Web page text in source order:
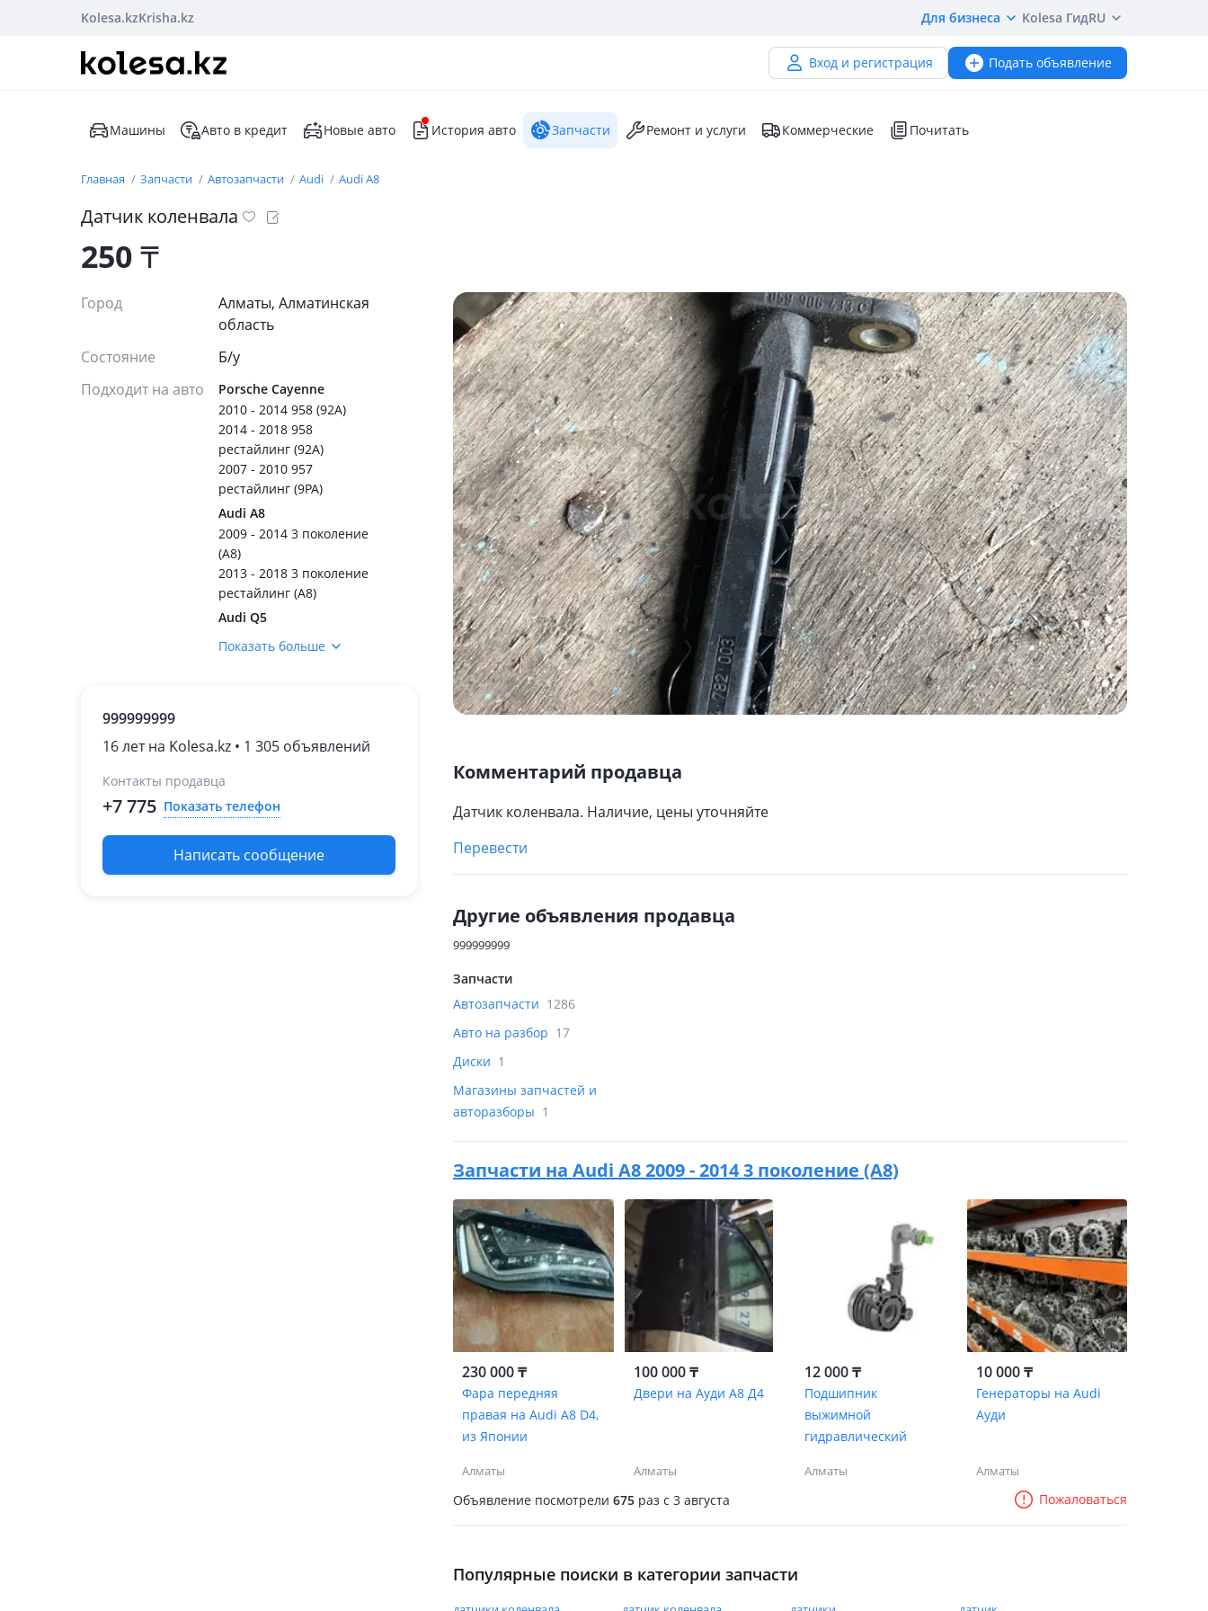
Kolesa.kzKrisha.kz Для бизнеса Kolesa ГидRU
Вход и регистрация Подать объявление
Машины Авто в кредит Новые авто История авто Запчасти Ремонт и услуги Коммерческие Почитать
Главная Запчасти Автозапчасти Audi Audi A8
Датчик коленвала
250₸
Город
Алматы, Алматинская
область
Состояние
Б/y
Подходит на авто
Porsche Cayenne
2010 - 2014 958 (92A)
2014 - 2018 958
рестайлинг (92A)
2007 - 2010 957
рестайлинг (9PA)
Audi A8
2009 - 2014 3 поколение
(A8)
2013 - 2018 3 поколение
рестайлинг (A8)
Audi Q5
2008 - 2012 1 поколение
(FY)
2009 - 2015 1 поколение
рестайлинг (4L)
2015 - н.в. 2 поколение
(4M)
Audi A7
Показать больше
999999999
16 лет на Kolesa.kz • 1 305 объявлений
Контакты продавца
+7 775 Показать телефон
Написать сообщение
Комментарий продавца
Датчик коленвала. Наличие, цены уточняйте
Перевести
Другие объявления продавца
999999999
Запчасти
Автозапчасти 1286
Авто на разбор 17
Диски 1
Магазины запчастей и
авторазборы 1
Запчасти на Audi A8 2009 - 2014 3 поколение (A8)
230 000 ₸
Фара передняя
правая на Audi A8 D4,
из Японии
Алматы
100 000 ₸
Двери на Ауди А8 Д4
Алматы
12 000 ₸
Подшипник
выжимной
гидравлический
Алматы
10 000 ₸
Генераторы на Audi
Ауди
Алматы
Объявление посмотрели 675 раз c 3 августа Пожаловаться
Популярные поиски в категории запчасти